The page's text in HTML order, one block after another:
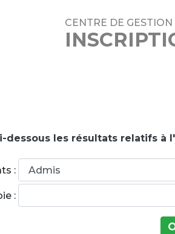
CENTRE DE
dessous les résultats relatifs à
:
: